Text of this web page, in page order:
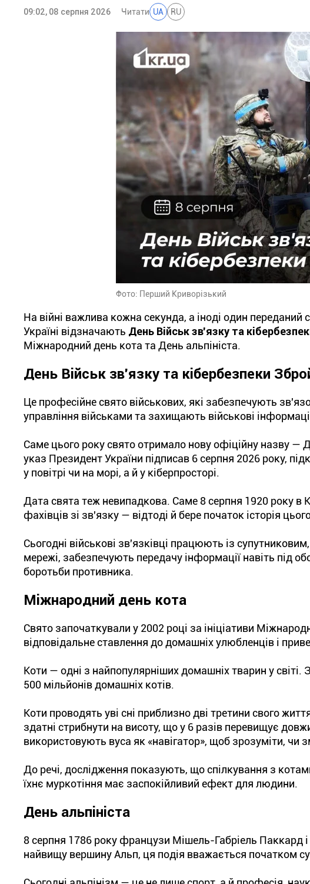
09:02, 08 серпня 2026 Читати UA RU
Фото: Перший Криворізький
На війні важлива кожна секунда, а іноді один переданий
Україні відзначають День Військ зв'язку та
Міжнародний день кота та День альпініста.
День Військ зв'язку та кібербезпеки
Це професійне свято військових, які забезпечують
управління військами та захищають військові
Саме цього року свято отримало нову офіційну назву —
указ Президент України підписав 6 серпня 2026 року,
у повітрі чи на морі, а й у кіберпросторі.
Дата свята теж невипадкова. Саме 8 серпня 1920 року в
фахівців зі зв'язку — відтоді й бере початок історія
Сьогодні військові зв'язківці працюють із
мережі, забезпечують передачу інформації навіть під
боротьби противника.
Міжнародний день кота
Свято започаткували у 2002 році за ініціативи
відповідальне ставлення до домашніх улюбленців і
Коти — одні з найпопулярніших домашніх тварин у
500 мільйонів домашніх котів.
Коти проводять уві сні приблизно дві третини свого
здатні стрибнути на висоту, що у 6 разів перевищує
використовують вуса як «навігатор», щоб зрозуміти, чи
До речі, дослідження показують, що спілкування з
їхнє муркотіння має заспокійливий ефект для людини.
День альпініста
8 серпня 1786 року французи Мішель-Габріель
найвищу вершину Альп, ця подія вважається початком